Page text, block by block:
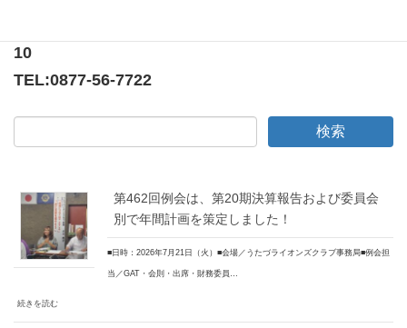
10
TEL:0877-56-7722
第462回例会は、第20期決算報告および委員会
別で年間計画を策定しました！
■日時：2026年7月21日（火）■会場／うたづライオンズクラブ事務局■例会担
当／GAT・会則・出席・財務委員…
続きを読む